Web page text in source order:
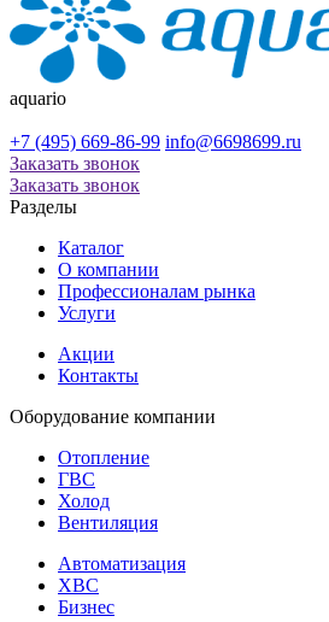
aquario
+7 (495) 669-86-99 info@6698699.ru
Заказать звонок
Заказать звонок
Разделы
Каталог
О компании
Профессионалам рынка
Услуги
Акции
Контакты
Оборудование компании
Отопление
ГВС
Холод
Вентиляция
Автоматизация
ХВС
Бизнес